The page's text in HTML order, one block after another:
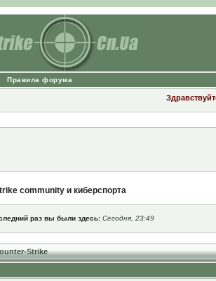
Правила форума
community и киберспорта
раз вы были здесь: Сегодня, 23:49
Strike